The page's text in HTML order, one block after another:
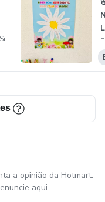
Fabiana Amoras da Silva
a opinião da Hotmart.
aqui